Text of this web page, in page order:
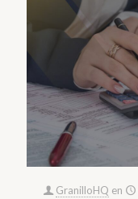
GranilloHQ en